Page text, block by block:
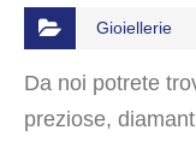
Gioiellerie
Da noi potrete
preziose,